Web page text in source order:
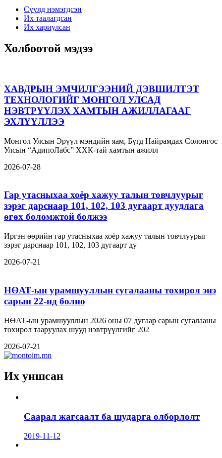
Сүүлд нэмэгдсэн
Их таалагдсан
Их хариулсан
Холбоотой мэдээ
ХАВДРЫН ЭМЧИЛГЭЭНИЙ ДЭВШИЛТЭТ
ТЕХНОЛОГИЙГ МОНГОЛ УЛСАД
НЭВТРҮҮЛЭХ ХАМТЫН АЖИЛЛАГААГ
ЭХЛҮҮЛЛЭЭ
Монгол Улсын Эрүүл мэндийн яам, Бүгд Найрамдах Солонгос
Улсын “АдипоЛабс” ХХК-тай хамтын ажилл
2026-07-28
Гар утасныхаа хоёр хажуу талын товчлуурыг
зэрэг дарснаар 101, 102, 103 дугаарт дуудлага
өгөх боломжтой болжээ
Иргэн өөрийн гар утасныхаа хоёр хажуу талын товчлуурыг
зэрэг дарснаар 101, 102, 103 дугаарт ду
2026-07-21
НӨАТ-ын урамшууллын сугалааны тохирол энэ
сарын 22-нд болно
НӨАТ-ын урамшууллын 2026 оны 07 дугаар сарын сугалааны
тохирол тааруулах шууд нэвтрүүлгийг 202
2026-07-21
Их уншсан
Саарал жагсаалт ба шударга олборлолт
2019-11-12